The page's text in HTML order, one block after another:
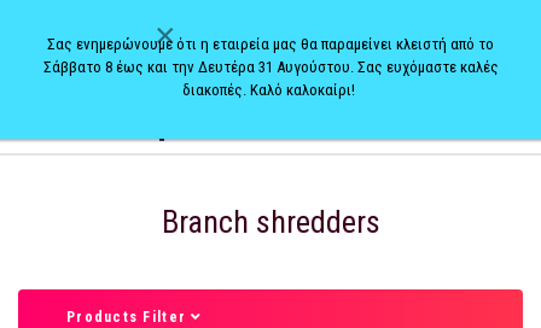
Branch shredders
Products Filter
×
Σας ενημερώνουμε ότι η εταιρεία μας θα παραμείνει κλειστή από το
Σάββατο 8 έως και την Δευτέρα 31 Αυγούστου. Σας ευχόμαστε καλές
διακοπές. Καλό καλοκαίρι!